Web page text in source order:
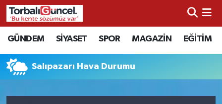
GÜNDEM SİYASET SPOR MAGAZİN EĞİTİM
Salıpazarı Hava Durumu
İzmir Nöbetçi Eczaneler
İzmir Hava Durumu